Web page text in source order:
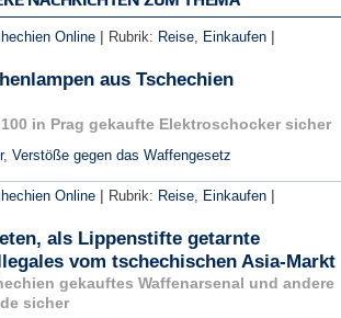
Online | Rubrik: Reise, Einkaufen |
aus Tschechien
in Prag gekaufte Elektroschocker sicher
, Verstöße gegen das Waffengesetz
Online | Rubrik: Reise, Einkaufen |
als Lippenstifte getarnte
vom tschechischen Asia-Markt
gekauftes Waffenarsenal und andere
sicher